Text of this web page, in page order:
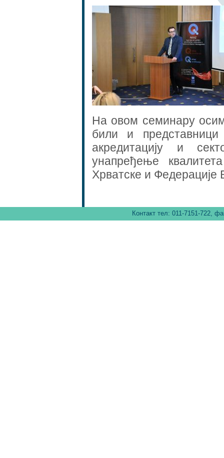
На овом семинару
били и
акредитацију и
унапређење
Хрватске и Федерације
Контакт тел: 011-7151-722,